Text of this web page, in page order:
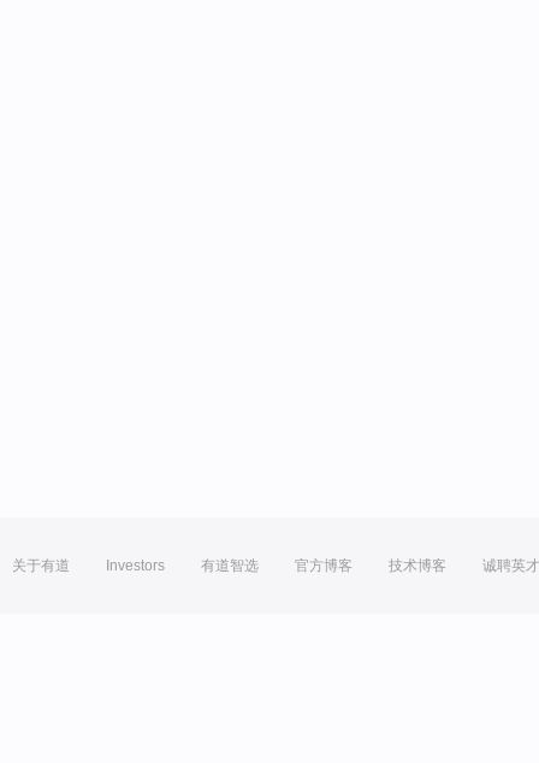
关于有道 Investors 有道智选 官方博客 技术博客 诚聘英才